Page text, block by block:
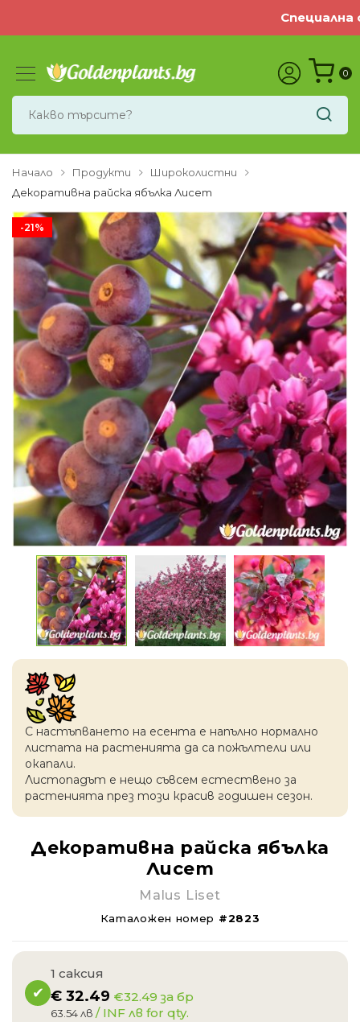
Специална
0
Начало Продукти
Широколистни
Декоративна райска ябълка Лисет
-21%
С настъпването на есентa е напълно нормално
листата на растенията да са пожълтели или
окапaли.
Листопадът е нещо съвсем естествено за
растенията през този красив годишен сезон.
Декоративна райска ябълка
Лисет
Malus Liset
Каталожен номер #2823
1 саксия
€ 32.49 €32.49 за бр
63.54 лв / INF лв for qty.